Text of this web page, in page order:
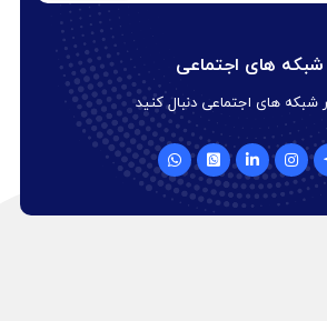
شبکه های اجتماعی
شبکه های اجتماعی دنبال کنید